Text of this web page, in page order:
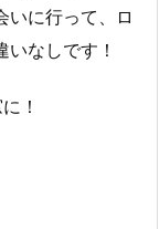
いに行って、ロ
なしです！
！